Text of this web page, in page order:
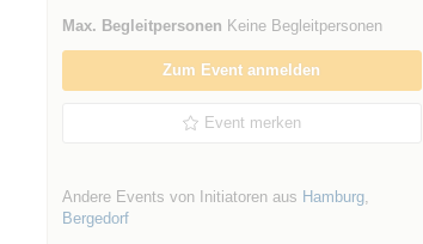
Max. Begleitpersonen Keine Begleitpersonen
Zum Event anmelden
Event merken
Andere Events von Initiatoren aus Hamburg,
Bergedorf